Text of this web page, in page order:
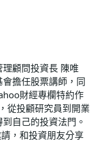
顧問投資長 陳唯
擔任股票講師，同
財經專欄特約作
從投顧研究員到開業
自己的投資法門。
，和投資朋友分享